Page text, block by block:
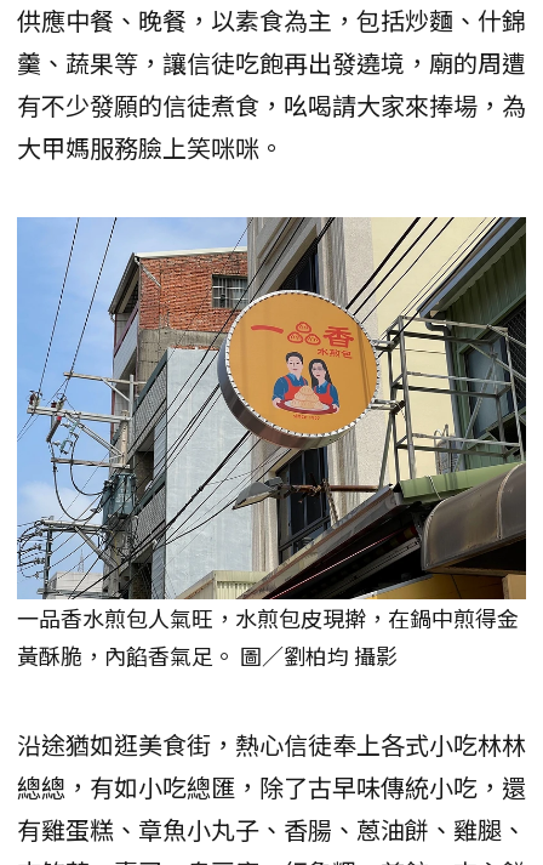
供應中餐、晚餐，以素食為主，包括炒麵、什錦
羹、蔬果等，讓信徒吃飽再出發遶境，廟的周遭
有不少發願的信徒煮食，吆喝請大家來捧場，為
大甲媽服務臉上笑咪咪。
一品香水煎包人氣旺，水煎包皮現擀，在鍋中煎得金
黃酥脆，內餡香氣足。 圖／劉柏均 攝影
沿途猶如逛美食街，熱心信徒奉上各式小吃林林
總總，有如小吃總匯，除了古早味傳統小吃，還
有雞蛋糕、章魚小丸子、香腸、蒽油餅、雞腿、